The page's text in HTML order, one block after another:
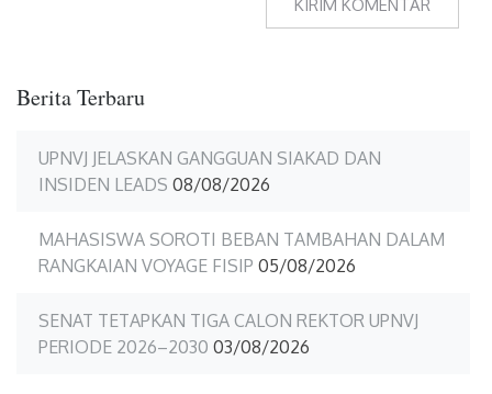
Berita Terbaru
UPNVJ JELASKAN GANGGUAN SIAKAD DAN
INSIDEN LEADS 08/08/2026
MAHASISWA SOROTI BEBAN TAMBAHAN DALAM
RANGKAIAN VOYAGE FISIP 05/08/2026
SENAT TETAPKAN TIGA CALON REKTOR UPNVJ
PERIODE 2026–2030 03/08/2026